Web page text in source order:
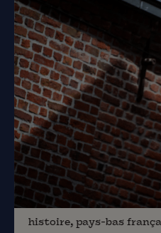
histoire, pays-bas